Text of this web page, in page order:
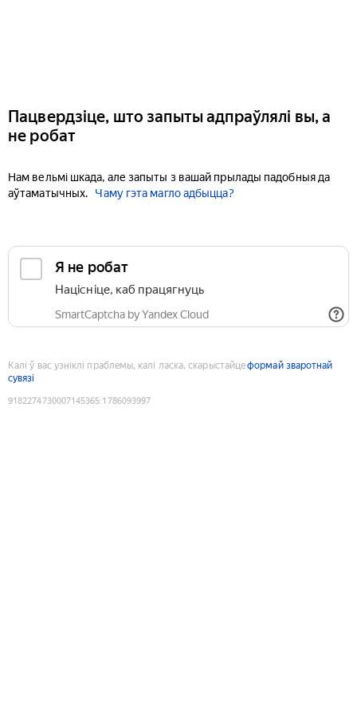
Пацвердзіце, што запыты адпраўлялі вы, а
не робат
Нам вельмі шкада, але запыты з вашай прылады падобныя да
аўтаматычных.
Чаму гэта магло адбыцца?
Я не робат
Націсніце, каб працягнуць
SmartCaptcha by Yandex Cloud
Калі ў вас узніклі праблемы, калі ласка, скарыстайцеформай зваротнай
сувязі
9182274730007145365:1786093997